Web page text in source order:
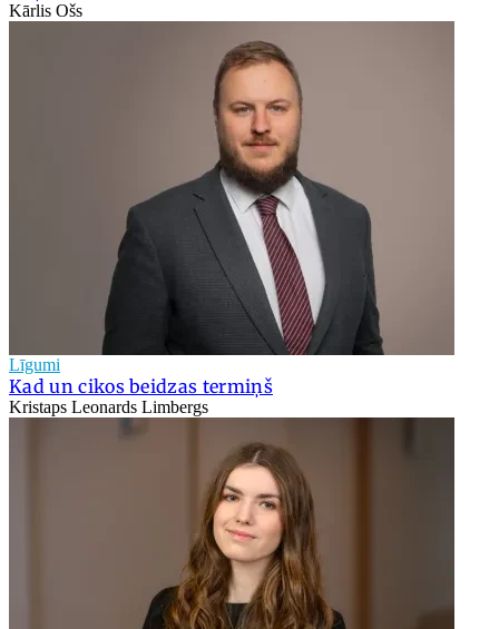
Kārlis Ošs
Līgumi
Kad un cikos beidzas termiņš
Kristaps Leonards Limbergs